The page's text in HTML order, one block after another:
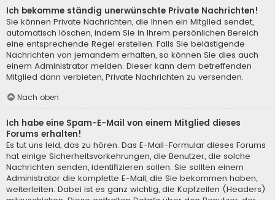
Ich bekomme ständig unerwünschte Private Nachrichten!
Sie können Private Nachrichten, die Ihnen ein Mitglied sendet,
automatisch löschen, indem Sie in Ihrem persönlichen Bereich
eine entsprechende Regel erstellen. Falls Sie belästigende
Nachrichten von jemandem erhalten, so können Sie dies auch
einem Administrator melden. Dieser kann dem betreffenden
Mitglied dann verbieten, Private Nachrichten zu versenden.
Nach oben
Ich habe eine Spam-E-Mail von einem Mitglied dieses
Forums erhalten!
Es tut uns leid, das zu hören. Das E-Mail-Formular dieses Forums
hat einige Sicherheitsvorkehrungen, die Benutzer, die solche
Nachrichten senden, identifizieren sollen. Sie sollten einem
Administrator die komplette E-Mail, die Sie bekommen haben,
weiterleiten. Dabei ist es ganz wichtig, die Kopfzeilen (Headers)